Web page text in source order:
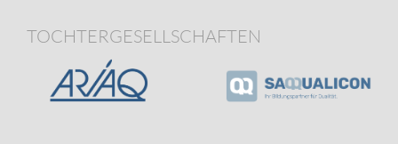
TOCHTERGESELLSCHAFTEN